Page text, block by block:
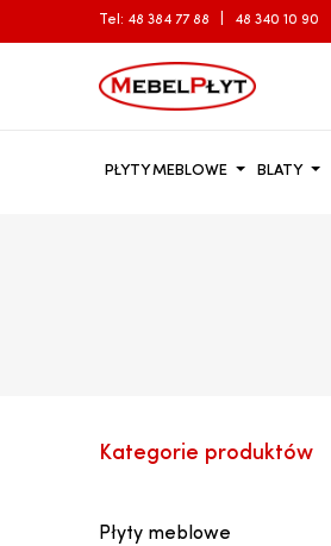
Tel: 48 384 77 88 48 340 10 90
PŁYTY MEBLOWE BLATY
Kategorie produktów
Płyty meblowe